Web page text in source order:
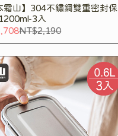
霜山】304不鏽鋼雙重密封保
3入
NT$2,190